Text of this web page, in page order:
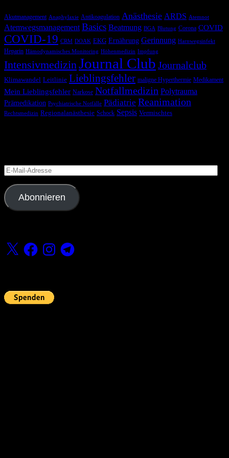
Akutmanagement Anaphylaxie Antikoagulation Anästhesie ARDS Atemnot
Atemwegsmanagement Basics Beatmung BGA Blutung Corona COVID
COVID-19 CRM DOAK EKG Ernährung Gerinnung Harnwegsinfekt
Heparin Hämodynamisches Monitoring Höhenmedizin Impfung
IntensivmedizinJournal Club Journalclub
Klimawandel Leitlinie Lieblingsfehler maligne Hyperthermie Medikament
Mein Lieblingsfehler Narkose Notfallmedizin Polytrauma
Prämedikation Psychiatrische Notfälle Pädiatrie Reanimation
Rechtsmedizin Regionalanästhesie Schock Sepsis Vermischtes
E-
Mail-
Adresse
Abonnieren
X FacebookInstagramTelegram